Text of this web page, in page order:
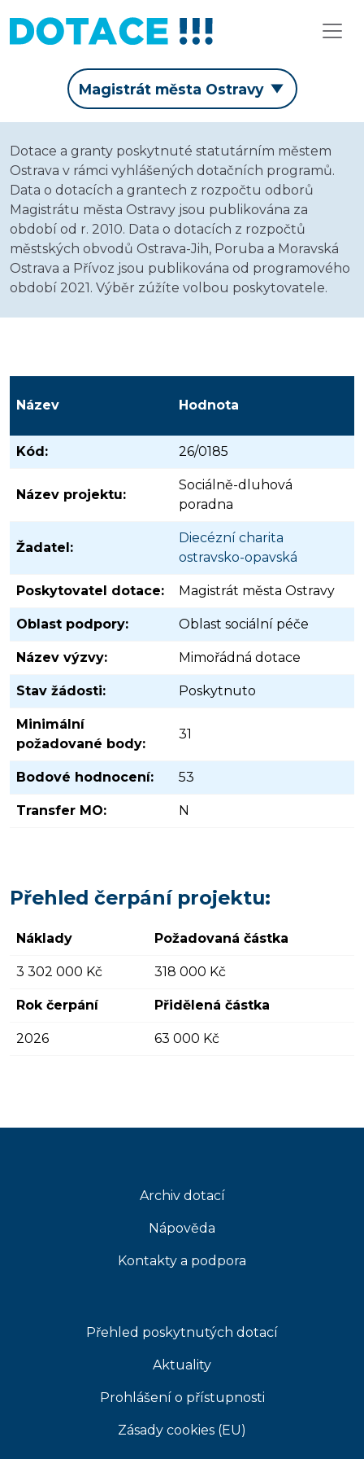
Magistrát města Ostravy
Dotace a granty poskytnuté statutárním městem
Ostrava v rámci vyhlášených dotačních programů.
Data o dotacích a grantech z rozpočtu odborů
Magistrátu města Ostravy jsou publikována za
období od r. 2010. Data o dotacích z rozpočtů
městských obvodů Ostrava-Jih, Poruba a Moravská
Ostrava a Přívoz jsou publikována od programového
období 2021. Výběr zúžíte volbou poskytovatele.
Název Hodnota
Kód: 26/0185
Název projektu:
Sociálně-dluhová
poradna
Žadatel:
Diecézní charita
ostravsko-opavská
Poskytovatel dotace: Magistrát města Ostravy
Oblast podpory: Oblast sociální péče
Název výzvy: Mimořádná dotace
Stav žádosti: Poskytnuto
Minimální
požadované body:
31
Bodové hodnocení: 53
Transfer MO: N
Přehled čerpání projektu:
Náklady Požadovaná částka
3 302 000 Kč 318 000 Kč
Rok čerpání Přidělená částka
2026 63 000 Kč
Přehled poskytnutých dotací
Aktuality
Prohlášení o přístupnosti
Zásady cookies (EU)
Archiv dotací
Nápověda
Kontakty a podpora